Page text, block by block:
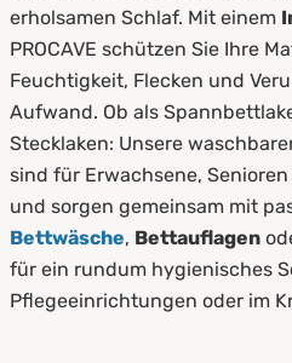
erholsamen Schlaf. Mit einem
PROCAVE schützen Sie Ihre
Feuchtigkeit, Flecken und
Aufwand. Ob als
Stecklaken: Unsere
sind für Erwachsene,
und sorgen gemeinsam mit
Bettwäsche, Bettauflagen
für ein rundum hygienisches
Pflegeeinrichtungen oder im